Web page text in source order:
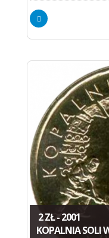
2 ZŁ - 2001
KOPALNIA SOLI